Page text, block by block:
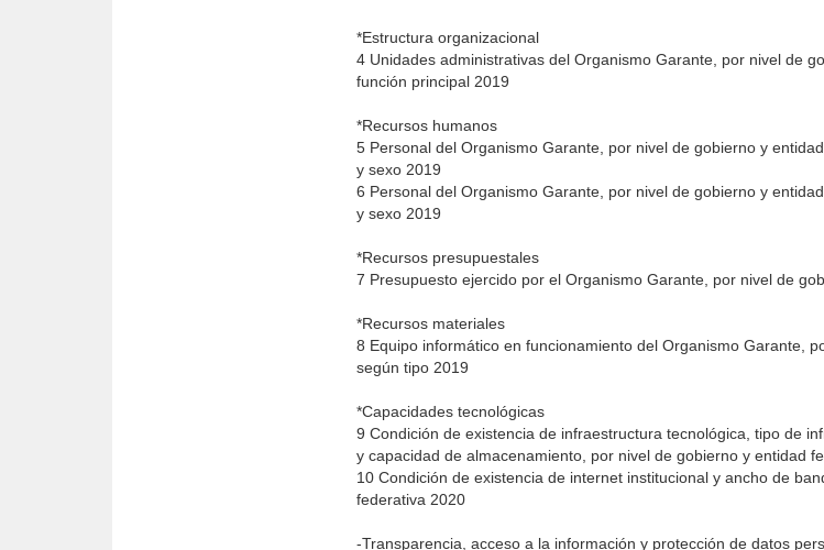
*Estructura organizacional
4 Unidades administrativas del Organismo Garante, por nivel de
función principal 2019
*Recursos humanos
5 Personal del Organismo Garante, por nivel de gobierno y
y sexo 2019
6 Personal del Organismo Garante, por nivel de gobierno y
y sexo 2019
*Recursos presupuestales
7 Presupuesto ejercido por el Organismo Garante, por nivel de
*Recursos materiales
8 Equipo informático en funcionamiento del Organismo Garante,
según tipo 2019
*Capacidades tecnológicas
9 Condición de existencia de infraestructura tecnológica, tipo de
y capacidad de almacenamiento, por nivel de gobierno y entidad
10 Condición de existencia de internet institucional y ancho de
federativa 2020
-Transparencia, acceso a la información y protección de datos